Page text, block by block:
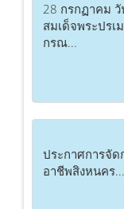
28 กรกฏาคม
สมเด็จพระปร
กรณ...
ประกาศการจัด
อาชีพสิงหนคร...